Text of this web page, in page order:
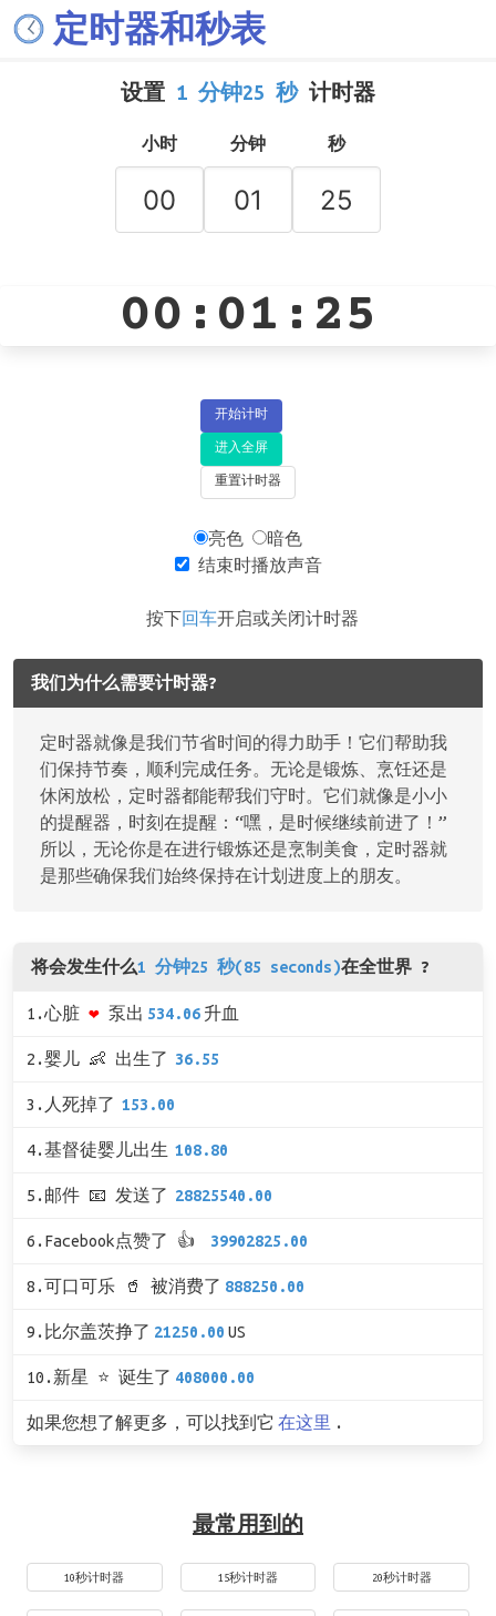
定时器和秒表
设置 1 分钟25 秒 计时器
小时 分钟 秒
00:01:25
开始计时
进入全屏
重置计时器
亮色
暗色
结束时播放声音
按下 回车开启或关闭计时器
我们为什么需要计时器?
定时器就像是我们节省时间的得力助手！它们帮助我
们保持节奏，顺利完成任务。无论是锻炼、烹饪还是
休闲放松，定时器都能帮我们守时。它们就像是小小
的提醒器，时刻在提醒：“嘿，是时候继续前进了！”
所以，无论你是在进行锻炼还是烹制美食，定时器就
是那些确保我们始终保持在计划进度上的朋友。
将会发生什么1 分钟25 秒(85 seconds)在全世界 ?
1.心脏 ❤ 泵出 534.06 升血
2.婴儿 👶 出生了 36.55
3.人死掉了 153.00
4.基督徒婴儿出生 108.80
5.邮件 📧 发送了 28825540.00
6.Facebook点赞了 👍 39902825.00
8.可口可乐 🥤 被消费了 888250.00
9.比尔盖茨挣了 21250.00 US
10.新星 ⭐ 诞生了 408000.00
如果您想了解更多，可以找到它 在这里 .
最常用到的
10秒计时器 15秒计时器 20秒计时器